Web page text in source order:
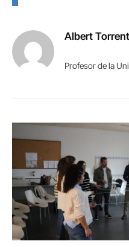
‎Albert
Profesor de la